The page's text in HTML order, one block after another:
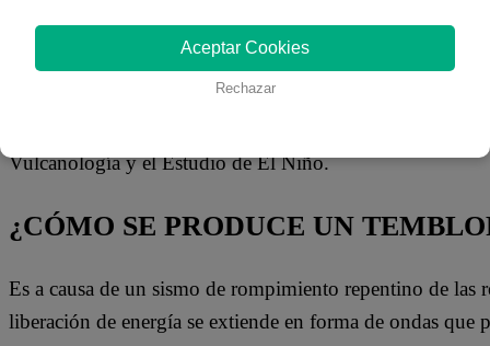
de estudiar todos los fenómenos relacionados con la
la Tierra.
Vulcanología y el Estudio de El Niño.
¿CÓMO SE PRODUCE UN
Es a causa de un sismo de rompimiento repentino de las
liberación de energía se extiende en forma de ondas
Aceptar Cookies
Rechazar